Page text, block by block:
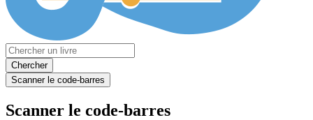
Chercher
Scanner le code-barres
Scanner le code-barres